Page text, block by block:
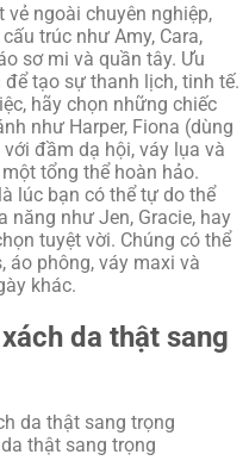
vẻ ngoài chuyên nghiệp,
trúc như Amy, Cara,
sơ mi và quần tây. Ưu
tạo sự thanh lịch, tinh tế.
hãy chọn những chiếc
như Harper, Fiona (dùng
đầm dạ hội, váy lụa và
tổng thể hoàn hảo.
lúc bạn có thể tự do thể
năng như Jen, Gracie, hay
tuyệt vời. Chúng có thể
áo phông, váy maxi và
khác.
da thật sang
thật sang trọng